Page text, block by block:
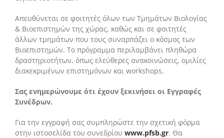
Απευθύνεται σε φοιτητές όλων των Τμημάτων Βιολογίας
& Βιοεπιστημών της χώρας, καθώς και σε φοιτητές
άλλων τμημάτων που τους συναρπάζει ο κόσμος των
Βιοεπιστημών. Το πρόγραμμα περιλαμβάνει πληθώρα
δραστηριοτήτων, όπως ελεύθερες ανακοινώσεις, ομιλίες
διακεκριμένων επιστημόνων και workshops.
Σας ενημερώνουμε ότι έχουν ξεκινήσει οι Εγγραφές
Συνέδρων.
Για την εγγραφή σας συμπληρώστε την σχετική φόρμα
στην ιστοσελίδα του συνεδρίου www.pfsb.gr. Θα